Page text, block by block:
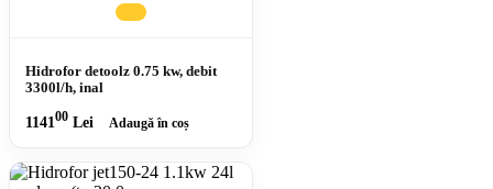
Hidrofor detoolz 0.75 kw, debit
3300l/h, inal
114100 Lei Adaugă în coș